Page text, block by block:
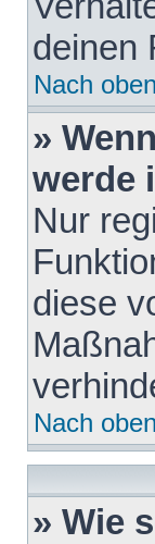
deinen
Nach oben
»
werde
Nur
diese
Nach oben
» Wie